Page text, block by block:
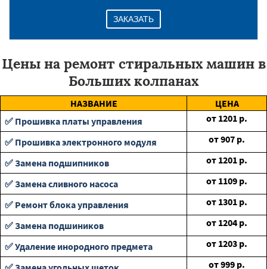
ЗАКАЗАТЬ
Цены на ремонт стиральных машин в
Больших колпанах
НАЗВАНИЕ
ЦЕНА
✅ Прошивка платы управления
от 1201 р.
✅ Прошивка электронного модуля
от907 р.
✅ Замена подшипников
от 1201 р.
✅ Замена сливного насоса
от 1109 р.
✅ Ремонт блока управления
от 1301 р.
✅ Замена подшиников
от 1204 р.
✅ Удаление инородного предмета
от 1203 р.
от999 р.